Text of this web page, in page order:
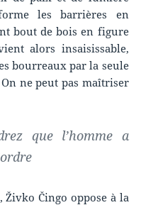
les barrières en
bout de bois en figure
alors insaisissable,
bourreaux par la seule
ne peut pas maîtriser
que l’homme a
Čingo oppose à la